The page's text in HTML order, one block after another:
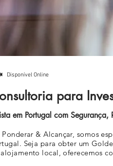
Disponível Online
para
em Portugal com
Ponderar & Alcançar, somos
Seja para obter um
local, oferecemos